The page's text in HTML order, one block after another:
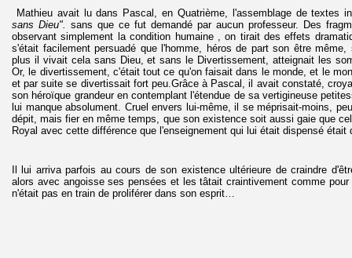
Mathieu avait lu dans Pascal, en Quatrième, l'assemblage de textes
sans Dieu". sans que ce fut demandé par aucun professeur. Des
observant simplement la condition humaine , on tirait des effets
s'était facilement persuadé que l'homme, héros de part son être
plus il vivait cela sans Dieu, et sans le Divertissement, atteignait les
Or, le divertissement, c'était tout ce qu'on faisait dans le monde, et le
et par suite se divertissait fort peu.Grâce à Pascal, il avait constaté,
son héroïque grandeur en contemplant l'étendue de sa vertigineuse
lui manque absolument. Cruel envers lui-même, il se méprisait-moins,
dépit, mais fier en même temps, que son existence soit aussi gaie que
Royal avec cette différence que l'enseignement qui lui était dispensé était
Il lui arriva parfois au cours de son existence ultérieure de craindre
alors avec angoisse ses pensées et les tâtait craintivement comme pour
n'était pas en train de proliférer dans son esprit…